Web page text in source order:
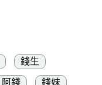
錢生
阿錢 錢妹